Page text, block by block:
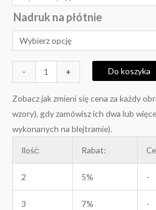
Nadruk na płótnie
- + Do koszyka
Zobacz jak zmieni się cena za każdy
wzory), gdy zamówisz ich dwa lub
wykonanych na blejtramie).
Ilość: Rabat:
2 5% -
3 7% -